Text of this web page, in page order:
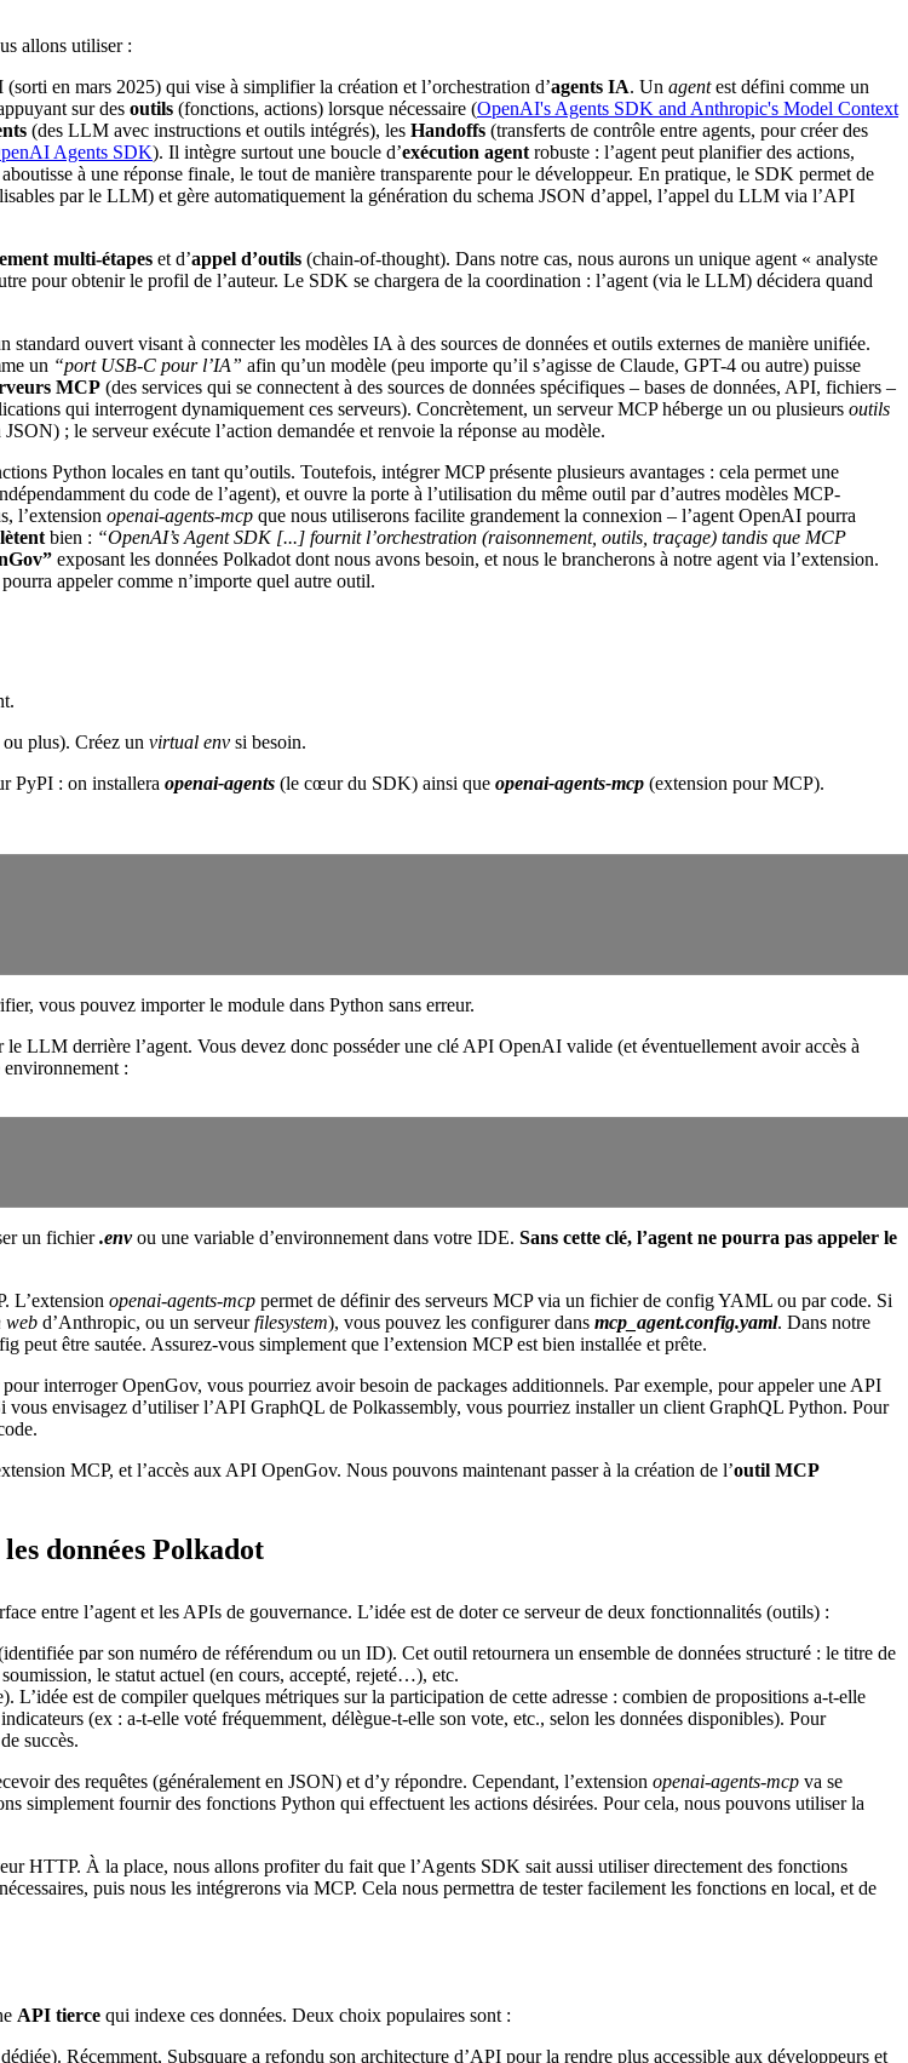
allons utiliser :
en mars 2025) qui vise à simplifier la création et l’orchestration d’agents IA. Un agentest défini comme un
sur des outils (fonctions, actions) lorsque nécessaire (OpenAI's Agents SDK and Anthropic's Model Context
(des LLM avec instructions et outils intégrés), les Handoffs (transferts de contrôle entre agents, pour créer des
Agents SDK). Il intègre surtout une boucle d’exécution agent robuste : l’agent peut planifier des actions,
à une réponse finale, le tout de manière transparente pour le développeur. En pratique, le SDK permet de
par le LLM) et gère automatiquement la génération du schema JSON d’appel, l’appel du LLM via l’API
multi-étapes et d’appel d’outils (chain-of-thought). Dans notre cas, nous aurons un unique agent « analyste
pour obtenir le profil de l’auteur. Le SDK se chargera de la coordination : l’agent (via le LLM) décidera quand
ouvert visant à connecter les modèles IA à des sources de données et outils externes de manière unifiée.
un “port USB-C pour l’IA” afin qu’un modèle (peu importe qu’il s’agisse de Claude, GPT-4 ou autre) puisse
MCP (des services qui se connectent à des sources de données spécifiques – bases de données, API, fichiers –
qui interrogent dynamiquement ces serveurs). Concrètement, un serveur MCP héberge un ou plusieurs outils
; le serveur exécute l’action demandée et renvoie la réponse au modèle.
Python locales en tant qu’outils. Toutefois, intégrer MCP présente plusieurs avantages : cela permet une
du code de l’agent), et ouvre la porte à l’utilisation du même outil par d’autres modèles MCP-
l’extension openai-agents-mcp que nous utiliserons facilite grandement la connexion – l’agent OpenAI pourra
bien : “OpenAI’s Agent SDK [...] fournit l’orchestration (raisonnement, outils, traçage) tandis que MCP
exposant les données Polkadot dont nous avons besoin, et nous le brancherons à notre agent via l’extension.
appeler comme n’importe quel autre outil.
plus). Créez un virtual env si besoin.
PyPI : on installera openai-agents (le cœur du SDK) ainsi que openai-agents-mcp (extension pour MCP).
vous pouvez importer le module dans Python sans erreur.
LLM derrière l’agent. Vous devez donc posséder une clé API OpenAI valide (et éventuellement avoir accès à
:
un fichier.envou une variable d’environnement dans votre IDE. Sans cette clé, l’agent ne pourra pas appeler le
L’extension openai-agents-mcp permet de définir des serveurs MCP via un fichier de config YAML ou par code. Si
web d’Anthropic, ou un serveurfilesystem), vous pouvez les configurer dans mcp_agent.config.yaml. Dans notre
être sautée. Assurez-vous simplement que l’extension MCP est bien installée et prête.
interroger OpenGov, vous pourriez avoir besoin de packages additionnels. Par exemple, pour appeler une API
vous envisagez d’utiliser l’API GraphQL de Polkassembly, vous pourriez installer un client GraphQL Python. Pour
MCP, et l’accès aux API OpenGov. Nous pouvons maintenant passer à la création de l’outil MCP
données Polkadot
entre l’agent et les APIs de gouvernance. L’idée est de doter ce serveur de deux fonctionnalités (outils) :
par son numéro de référendum ou un ID). Cet outil retournera un ensemble de données structuré : le titre de
le statut actuel (en cours, accepté, rejeté…), etc.
L’idée est de compiler quelques métriques sur la participation de cette adresse : combien de propositions a-t-elle
(ex : a-t-elle voté fréquemment, délègue-t-elle son vote, etc., selon les données disponibles). Pour
succès.
des requêtes (généralement en JSON) et d’y répondre. Cependant, l’extension openai-agents-mcp va se
simplement fournir des fonctions Python qui effectuent les actions désirées. Pour cela, nous pouvons utiliser la
HTTP. À la place, nous allons profiter du fait que l’Agents SDK sait aussi utiliser directement des fonctions
puis nous les intégrerons via MCP. Cela nous permettra de tester facilement les fonctions en local, et de
API tierce qui indexe ces données. Deux choix populaires sont :
Récemment, Subsquare a refondu son architecture d’API pour la rendre plus accessible aux développeurs et